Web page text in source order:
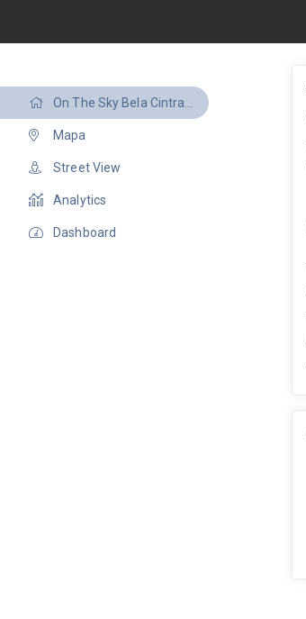
On The Sky Bela Cintra Apartaments
Mapa
Street View
Analytics
Dashboard